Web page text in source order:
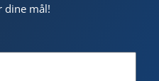
dine mål!